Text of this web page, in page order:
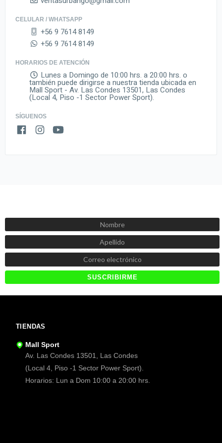
CELULAR / WHATSAPP
+56 9 7614 8149
+56 9 7614 8149
HORARIOS DE ATENCIÓN
Lunes a Domingo de 10:00 hrs. a 20:00 hrs. o
también puede dirigirse a nuestra tienda ubicada en
Mall Sport - Av. Las Condes 13501, Las Condes
(Local 4, Piso -1 Sector Power Sport).
SÍGUENOS
TIENDAS
Mall Sport
Av. Las Condes 13501, Las Condes
(Local 4, Piso -1 Sector Power Sport).
Horarios: Lun a Dom 10:00 a 20:00 hrs.